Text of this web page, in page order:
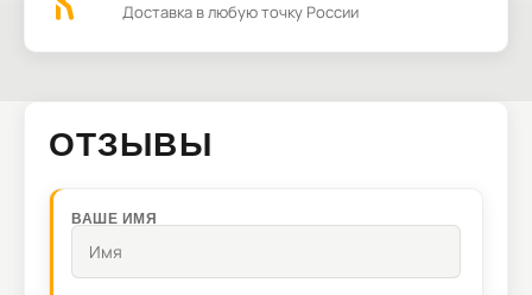
Доставка в любую точку России
ОТЗЫВЫ
ВАШЕ ИМЯ